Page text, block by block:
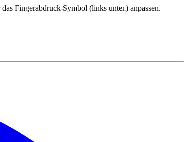
Fingerabdruck-Symbol (links unten) anpassen.